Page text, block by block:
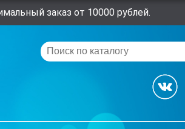
заказ от 10000 рублей.